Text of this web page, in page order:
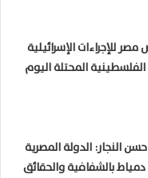
للإجراءات الإسرائيلية
الفلسطينية المحتلة اليوم
النجار: الدولة المصرية
بالشفافية والحقائق